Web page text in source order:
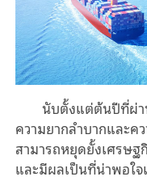
นับตั้งแต่ต้นปีที่ผ่า
ความยากลำบากและ
สามารถหยุดยั้งเศรษ
และมีผลเป็นที่น่าพอใ